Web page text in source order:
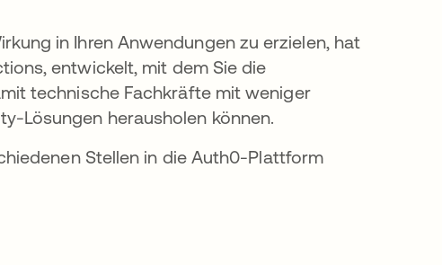
in Ihren Anwendungen zu erzielen, hat
entwickelt, mit dem Sie die
technische Fachkräfte mit weniger
Lösungen herausholen können.
Stellen in die Auth0-Plattform